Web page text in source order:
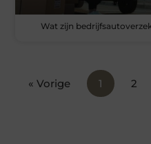
Wat zijn
« Vorige 1 2